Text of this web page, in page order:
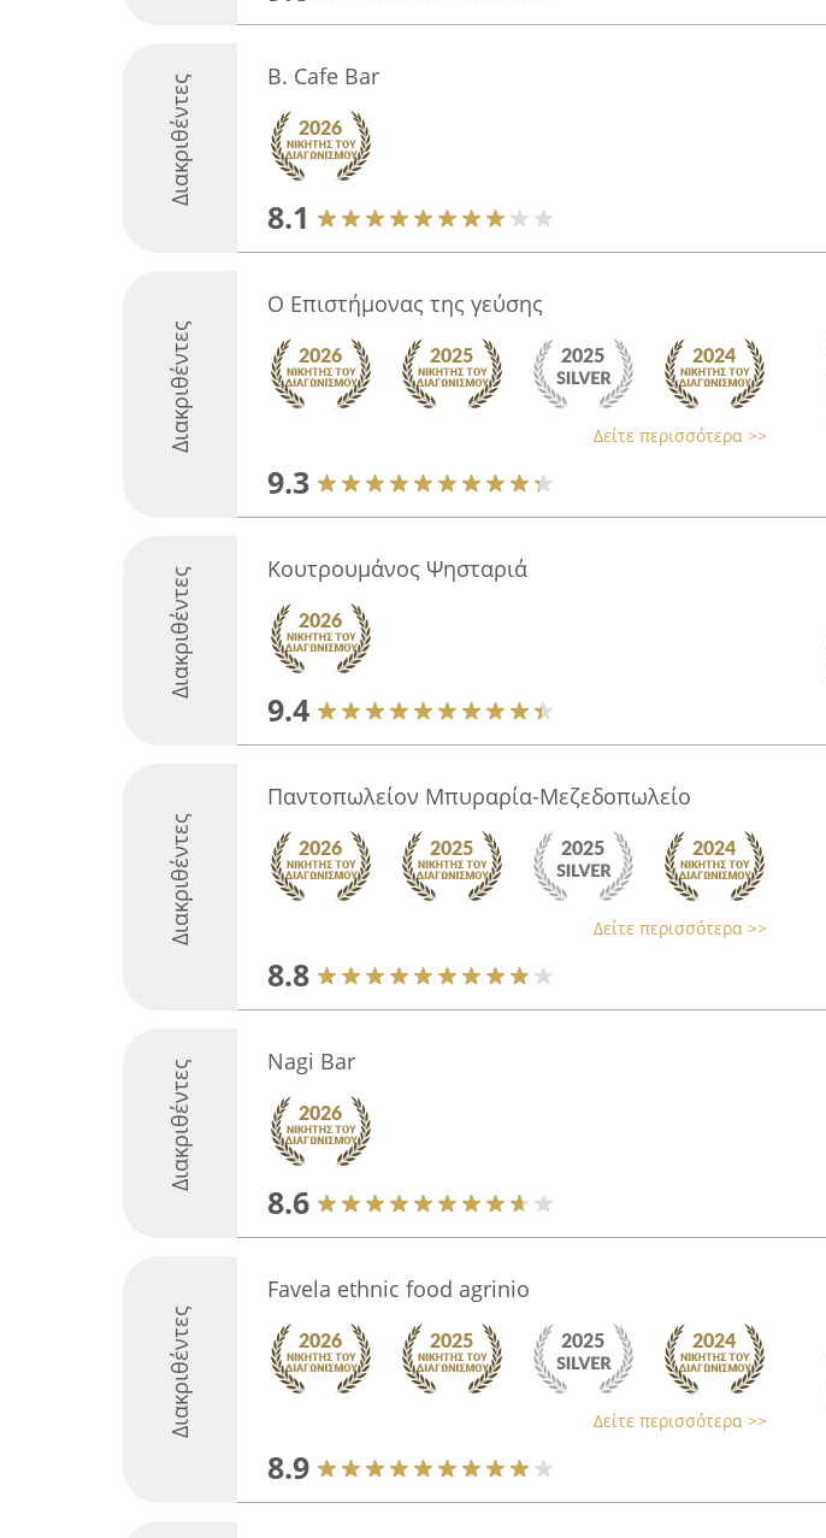
Διακριθέντες B. Cafe Bar
8.1
Διακριθέντες
Ο Επιστήμονας της γεύσης
Δείτε περισσότερα >>
9.3
Διακριθέντες Κουτρουμάνος Ψησταριά
9.4
Διακριθέντες
Παντοπωλείον Μπυραρία-Μεζεδοπωλείο
Δείτε περισσότερα >>
8.8
Διακριθέντες Nagi Bar
8.6
Διακριθέντες
Favela ethnic food agrinio
Δείτε περισσότερα >>
8.9